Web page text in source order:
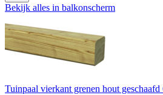
Bekijk alles in balkonscherm
Tuinpaal vierkant grenen hout